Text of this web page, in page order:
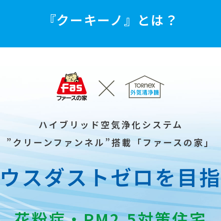
『クーキーノ』とは？
ハイブリッド空気浄化システム
”クリーンファンネル”搭載「ファースの家」
スダストゼロを目